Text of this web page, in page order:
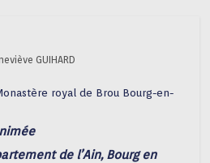
GUIHARD
royal de Brou Bourg-en-
de l’Ain, Bourg en